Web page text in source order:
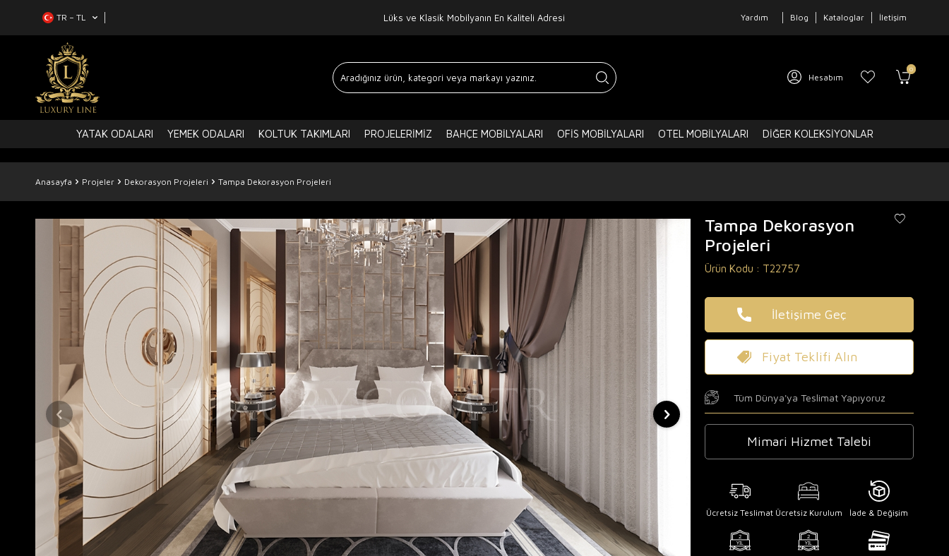
TR − TL Lüks ve Klasik Mobilyanın En Kaliteli Adresi Yardım Blog Kataloglar İletişim
Hesabım
0
YATAK ODALARI YEMEK ODALARI KOLTUK TAKIMLARI PROJELERIMIZ BAHÇE MOBILYALARI OFIS MOBILYALARI OTEL MOBILYALARI DIĞER KOLEKSIYONLAR
Anasayfa Projeler Dekorasyon Projeleri Tampa Dekorasyon Projeleri
Tampa Dekorasyon
Projeleri
Ürün Kodu : T22757
İletişime Geç
Fiyat Teklifi Alın
Tüm Dünya'ya Teslimat Yapıyoruz
Mimari Hizmet Talebi
Ücretsiz Teslimat Ücretsiz Kurulum İade & Değişim